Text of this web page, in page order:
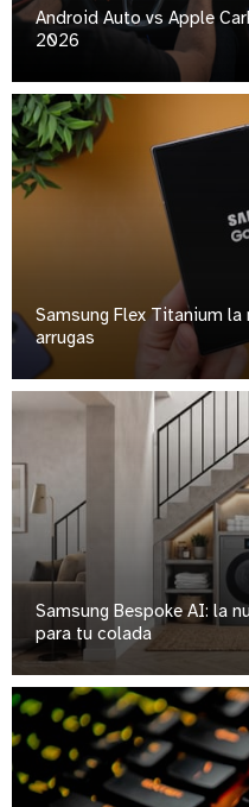
Android Auto vs Apple
2026
Samsung Flex Titanium
arrugas
Samsung Bespoke AI: la
para tu colada